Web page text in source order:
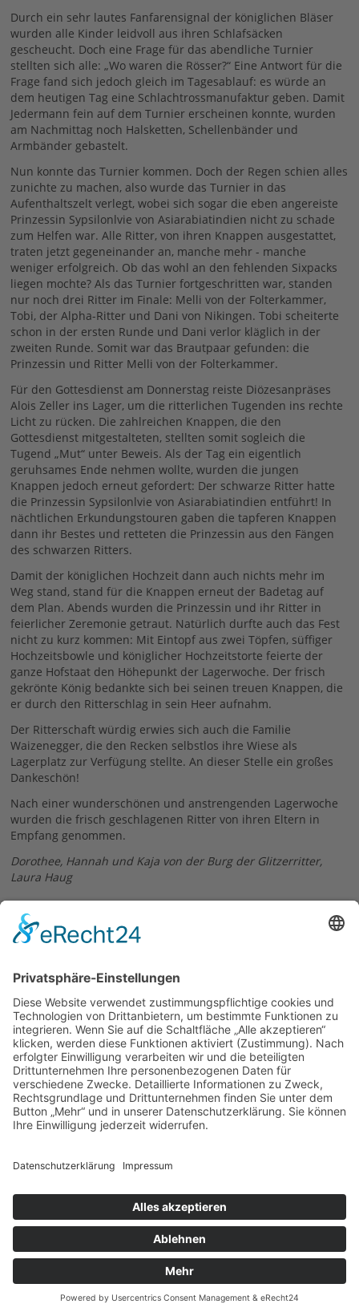
Durch ein sehr lautes Fanfarensignal der königlichen Bläser
wurden alle Kinder leidvoll aus ihren Schlafsäcken
gescheucht. Doch eine Frage für das abendliche Turnier
stellten sich alle: „Wo waren die Rösser?“ Eine Antwort für die
Frage fand sich jedoch gleich im Tagesablauf: es würde an
dem heutigen Tag eine Schlachtrossmanufaktur geben. Damit
Jedermann fein auf dem Turnier erscheinen konnte, wurden
am Nachmittag noch Halsketten, Schellenbänder und
Armbänder gebastelt.
Nun konnte das Turnier kommen. Doch der Regen schien alles
zunichte zu machen, also wurde das Turnier in das
Aufenthaltszelt verlegt, wobei sich sogar die eben angereiste
Prinzessin Sypsilonlvie von Asiarabiatindien nicht zu schade
zum Helfen war. Alle Ritter, von ihren Knappen ausgestattet,
traten jetzt gegeneinander an, manche mehr - manche
weniger erfolgreich. Ob das wohl an den fehlenden Sixpacks
liegen mochte? Als das Turnier fortgeschritten war, standen
nur noch drei Ritter im Finale: Melli von der Folterkammer,
Tobi, der Alpha-Ritter und Dani von Nikingen. Tobi scheiterte
schon in der ersten Runde und Dani verlor kläglich in der
zweiten Runde. Somit war das Brautpaar gefunden: die
Prinzessin und Ritter Melli von der Folterkammer.
Für den Gottesdienst am Donnerstag reiste Diözesanpräses
Alois Zeller ins Lager, um die ritterlichen Tugenden ins rechte
Licht zu rücken. Die zahlreichen Knappen, die den
Gottesdienst mitgestalteten, stellten somit sogleich die
Tugend „Mut“ unter Beweis. Als der Tag ein eigentlich
geruhsames Ende nehmen wollte, wurden die jungen
Knappen jedoch erneut gefordert: Der schwarze Ritter hatte
die Prinzessin Sypsilonlvie von Asiarabiatindien entführt! In
nächtlichen Erkundungstouren gaben die tapferen Knappen
dann ihr Bestes und retteten die Prinzessin aus den Fängen
des schwarzen Ritters.
Damit der königlichen Hochzeit dann auch nichts mehr im
Weg stand, stand für die Knappen erneut der Badetag auf
dem Plan. Abends wurden die Prinzessin und ihr Ritter in
feierlicher Zeremonie getraut. Natürlich durfte auch das Fest
nicht zu kurz kommen: Mit Eintopf aus zwei Töpfen, süffiger
Hochzeitsbowle und königlicher Hochzeitstorte feierte der
ganze Hofstaat den Höhepunkt der Lagerwoche. Der frisch
gekrönte König bedankte sich bei seinen treuen Knappen, die
er durch den Ritterschlag in sein Heer aufnahm.
Der Ritterschaft würdig erwies sich auch die Familie
Waizenegger, die den Recken selbstlos ihre Wiese als
Lagerplatz zur Verfügung stellte. An dieser Stelle ein großes
Dankeschön!
Nach einer wunderschönen und anstrengenden Lagerwoche
wurden die frisch geschlagenen Ritter von ihren Eltern in
Empfang genommen.
Dorothee, Hannah und Kaja von der Burg der Glitzerritter,
Laura Haug
09.08.2018
zurück
Siehe auch
Bildergalerie Kinderzeltlager 2018 in Legau
Bericht Kinderzeltlager 2017
Vorschau Kinderzeltlager 2019
© 2026 | Kolpingwerk Diözesanverband Augsburg
Datenschutzerklärung|Impressum